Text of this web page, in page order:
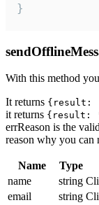
}
With this method
It returns {result:
it returns {result:
errReason is the
reason why you can
Name Type
name
string
email
string